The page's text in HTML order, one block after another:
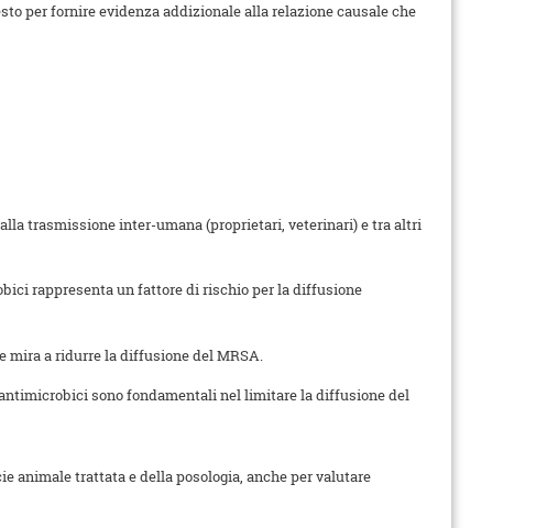
per fornire evidenza addizionale alla relazione causale che
trasmissione inter-umana (proprietari, veterinari) e tra altri
rappresenta un fattore di rischio per la diffusione
mira a ridurre la diffusione del MRSA.
sono fondamentali nel limitare la diffusione del
animale trattata e della posologia, anche per valutare